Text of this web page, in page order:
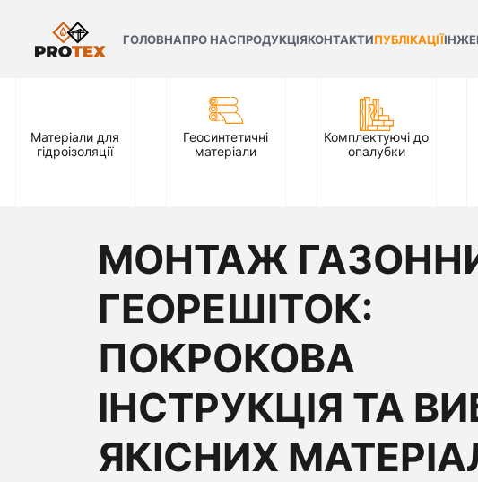
ГОЛОВНАПРО НАСПРОДУКЦІЯКОНТАКТИПУБЛІКАЦІЇ
Матеріали для
гідроізоляції
Геосинтетичні
матеріали
Комплектуючі до
опалубки
МОНТАЖ
ГЕОРЕШІТОК:
ПОКРОКОВА
ІНСТРУКЦІЯ ТА
ЯКІСНИХ